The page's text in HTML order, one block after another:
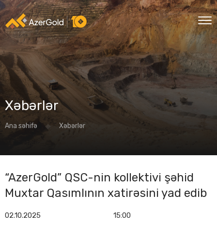
Xəbərlər
Ana səhifə Xəbərlər
“AzerGold” QSC-nin kollektivi şəhid
Muxtar Qasımlının xatirəsini yad edib
02.10.2025 15:00